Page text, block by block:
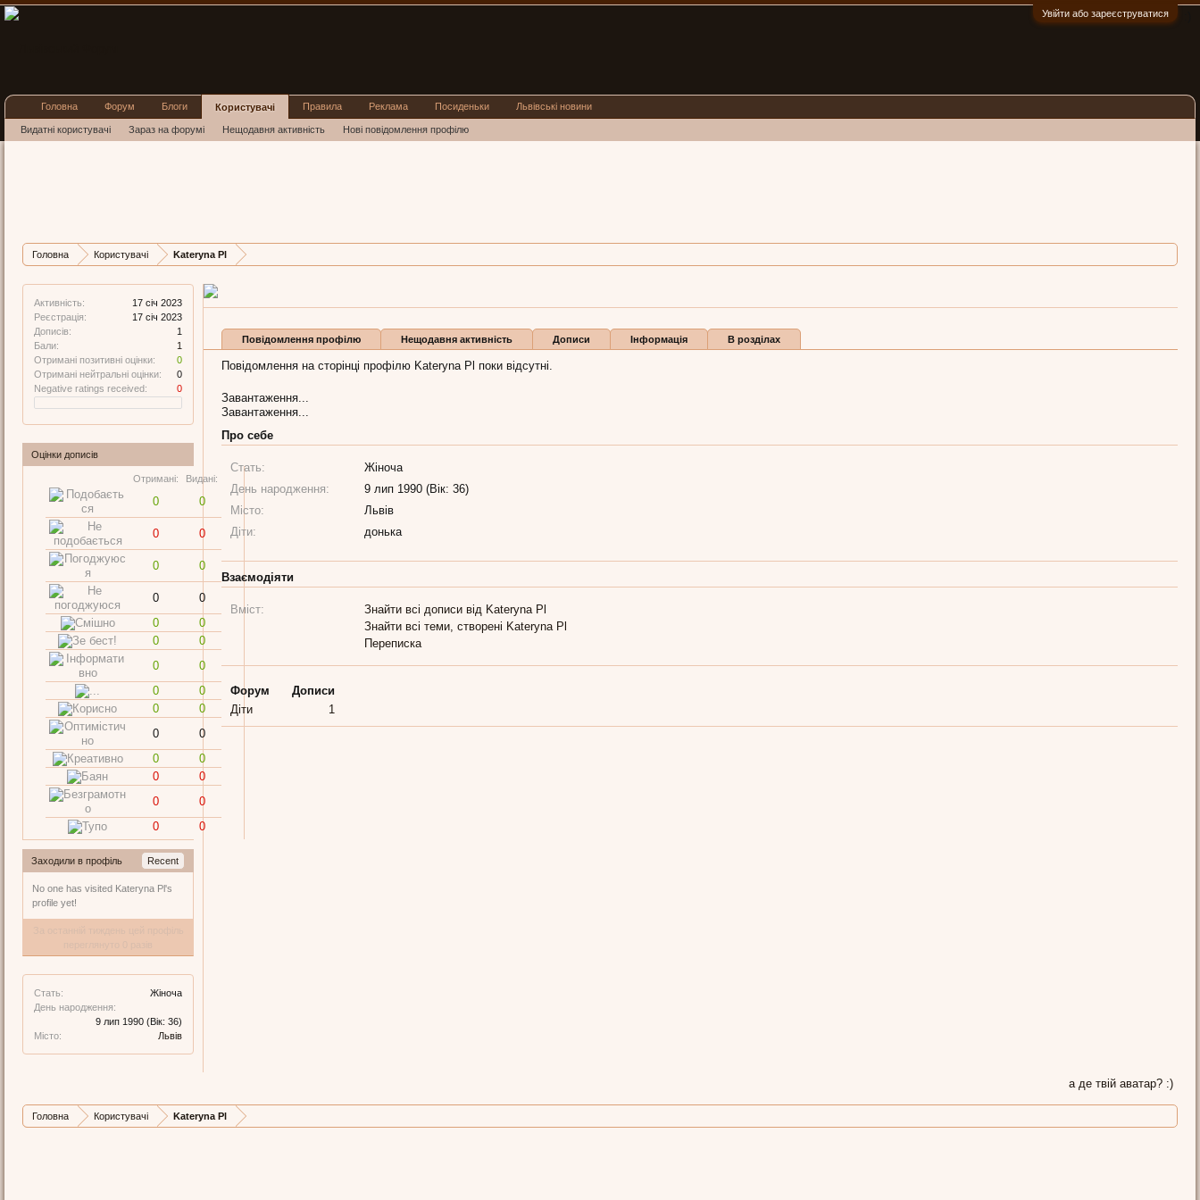
Увійти або зареєструватися
Головна Користувачі Kateryna Pl
Активність:
17 січ 2023
Реєстрація:
17 січ 2023
Дописів:
1
Бали:
1
Отримані позитивні оцінки:
0
Отримані нейтральні оцінки:
0
Negative ratings received:
0
Оцінки дописів
Отримані: Видані:
0 0
0 0
0 0
0
0
0
0
0
0
0
0
0
0
0
0
0
0
0
0
0
0
0
0
0
0
Заходили в профіль Recent
No one has visited Kateryna Pl's
profile yet!
Стать:
Жіноча
День народження:
9 лип 1990 (Вік: 36)
Місто:
Львів
Дописів
Карма Бали
Повідомлення профілю Нещодавня активність Дописи Інформація В розділах
Повідомлення на сторінці профілю Kateryna Pl поки відсутні.
Завантаження...
Завантаження...
Про себе
Стать:
Жіноча
День народження:
9 лип 1990 (Вік: 36)
Місто:
Львів
Діти:
донька
Взаємодіяти
Вміст:
Знайти всі дописи від Kateryna Pl
Знайти всі теми, створені Kateryna Pl
Переписка
Форум
Дописи
Діти
1
а де твій аватар? :)
Головна Користувачі Kateryna Pl
Головна Форум Блоги Користувачі
Видатні користувачі Зараз на форумі Нещодавня активність Нові повідомлення профілю
Правила Реклама Посиденьки Львівські новини